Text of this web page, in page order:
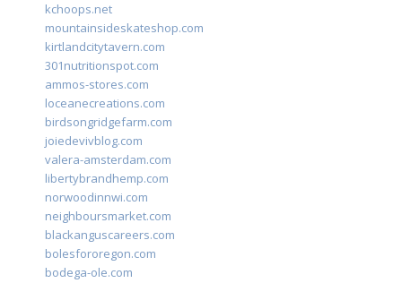
kchoops.net
mountainsideskateshop.com
kirtlandcitytavern.com
301nutritionspot.com
ammos-stores.com
loceanecreations.com
birdsongridgefarm.com
joiedevivblog.com
valera-amsterdam.com
libertybrandhemp.com
norwoodinnwi.com
neighboursmarket.com
blackanguscareers.com
bolesfororegon.com
bodega-ole.com